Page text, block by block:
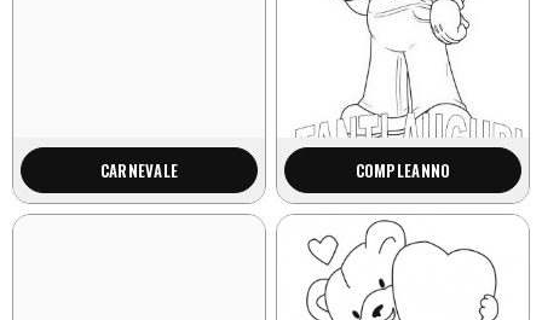
CARNEVALE COMPLEANNO